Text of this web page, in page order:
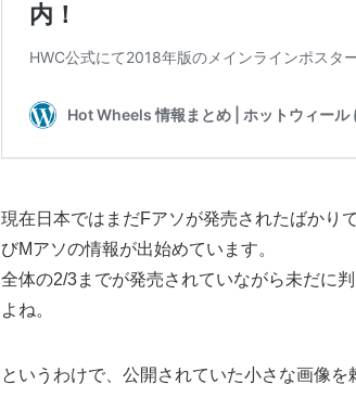
現在日本ではまだFアソが発売されたばかり
びMアソの情報が出始めています。
全体の2/3までが発売されていながら未だに
よね。
というわけで、公開されていた小さな画像